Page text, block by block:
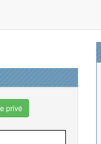
privé